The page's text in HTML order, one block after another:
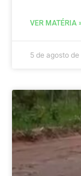
VER MATÉRIA
5 de agosto